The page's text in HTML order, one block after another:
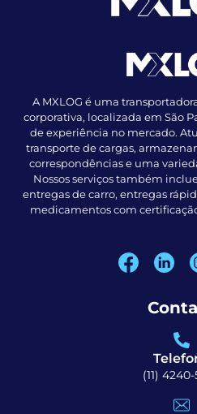
A MXLOG é uma
corporativa, localizada em São
de experiência no mercado.
transporte de cargas,
correspondências e uma
Nossos serviços também
entregas de carro, entregas
medicamentos com
(11)